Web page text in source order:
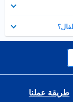
طريقة عملنا